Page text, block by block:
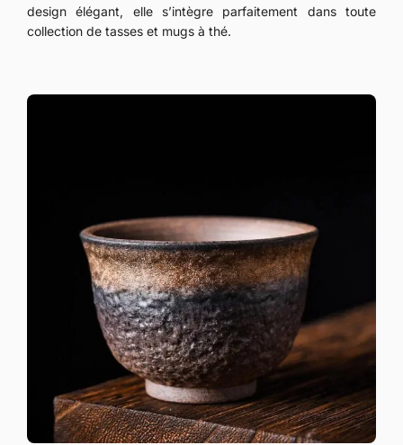
design élégant, elle s’intègre parfaitement dans toute
collection de tasses et mugs à thé.